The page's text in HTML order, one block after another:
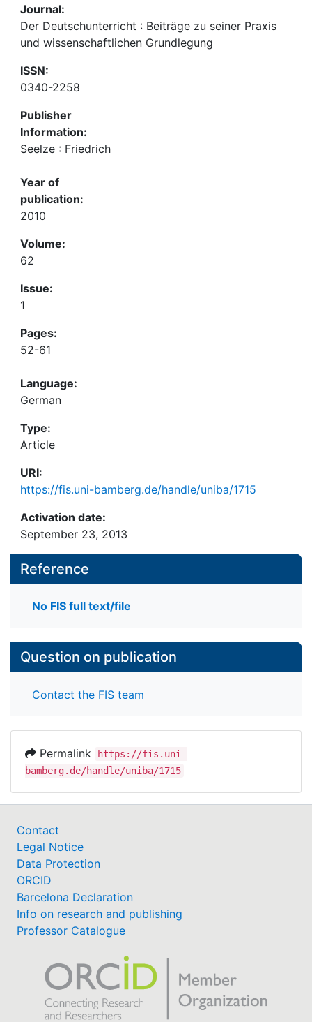
Journal:
Der Deutschunterricht : Beiträge zu seiner Praxis
und wissenschaftlichen Grundlegung
ISSN:
0340-2258
Publisher
Information:
Seelze : Friedrich
Year of
publication:
2010
Volume:
62
Issue:
1
Pages:
52-61
Language:
German
Type:
Article
URI:
https://fis.uni-bamberg.de/handle/uniba/1715
Activation date:
September 23, 2013
Reference
No FIS full text/file
Question on publication
Contact the FIS team
Permalink
https://fis.uni-
bamberg.de/handle/uniba/1715
Contact
Legal Notice
Data Protection
ORCID
Barcelona Declaration
Info on research and publishing
Professor Catalogue